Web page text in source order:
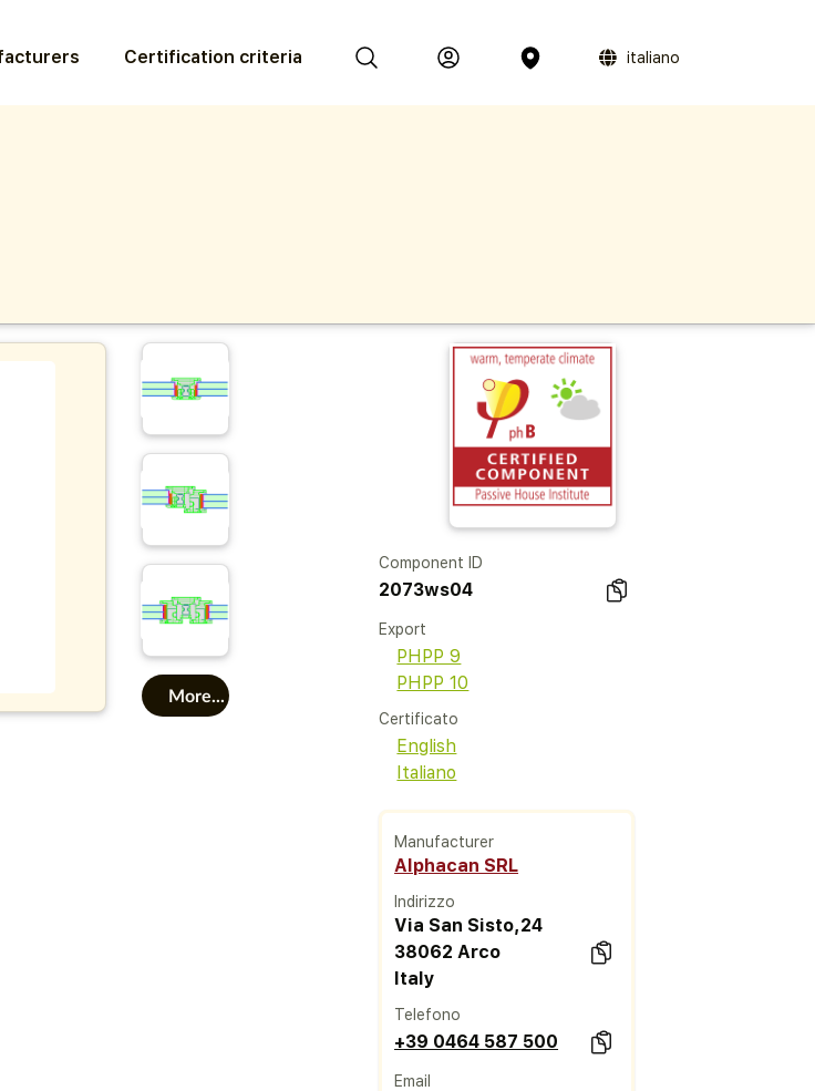
Certification criteria italiano
More...
Component ID
2073ws04
Export
PHPP 9
PHPP 10
Certificato
English
Italiano
Manufacturer
Alphacan SRL
Indirizzo
Via San Sisto,24
38062 Arco
Italy
Telefono
+39 0464 587 500
Email